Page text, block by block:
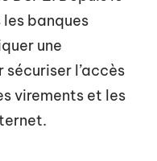
banques
une
l’accès
virements et les